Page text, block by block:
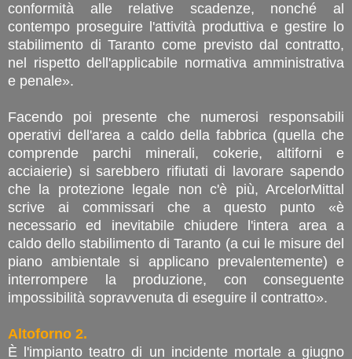
conformità alle relative scadenze, nonché al
contempo proseguire l'attività produttiva e gestire lo
stabilimento di Taranto come previsto dal contratto,
nel rispetto dell'applicabile normativa amministrativa
e penale».
Facendo poi presente che numerosi responsabili
operativi dell'area a caldo della fabbrica (quella che
comprende parchi minerali, cokerie, altiforni e
acciaierie) si sarebbero rifiutati di lavorare sapendo
che la protezione legale non c'è più, ArcelorMittal
scrive ai commissari che a questo punto «è
necessario ed inevitabile chiudere l'intera area a
caldo dello stabilimento di Taranto (a cui le misure del
piano ambientale si applicano prevalentemente) e
interrompere la produzione, con conseguente
impossibilità sopravvenuta di eseguire il contratto».
Altoforno 2.
È l'impianto teatro di un incidente mortale a giugno